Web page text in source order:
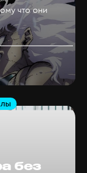
что они
без